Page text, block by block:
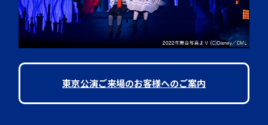
東京公演ご来場のお客様へのご案内